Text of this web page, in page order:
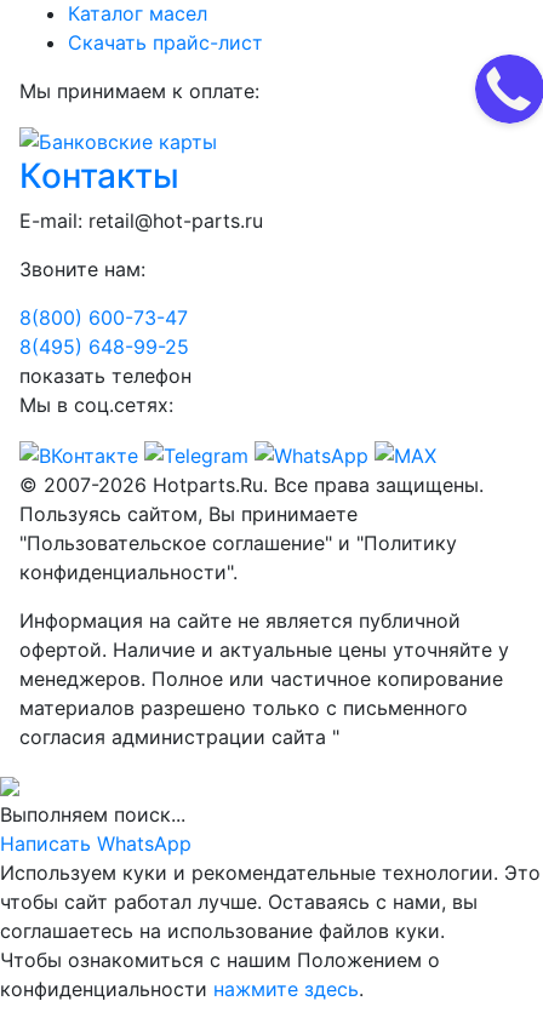
Каталог масел
Скачать прайс-лист
Мы принимаем к оплате:
Контакты
E-mail: retail@hot-parts.ru
Звоните нам:
8(800) 600-73-47
8(495) 648-99-25
показать телефон
Мы в соц.сетях:
© 2007-2026 Hotparts.Ru. Все права защищены.
Пользуясь сайтом, Вы принимаете
"Пользовательское соглашение" и "Политику
конфиденциальности".
Информация на сайте не является публичной
офертой. Наличие и актуальные цены уточняйте у
менеджеров. Полное или частичное копирование
материалов разрешено только с письменного
согласия администрации сайта "
Выполняем поиск...
Написать WhatsApp
Используем куки и рекомендательные технологии. Это
чтобы сайт работал лучше. Оставаясь с нами, вы
соглашаетесь на использование файлов куки.
Чтобы ознакомиться с нашим Положением о
конфиденциальности нажмите здесь.